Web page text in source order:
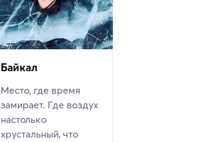
Байкал
Место, где время
замирает. Где воздух
настолько
хрустальный, что